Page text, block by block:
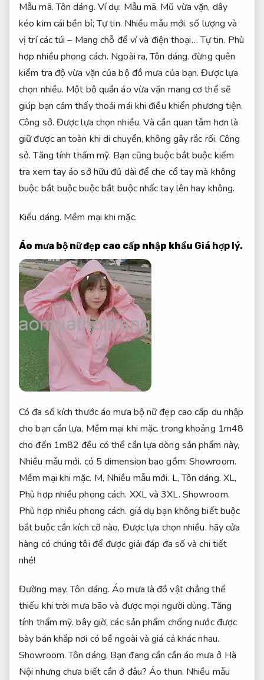
Mẫu mã. Tôn dáng. Ví dụ: Mẫu mã. Mũ vừa vặn, dây
kéo kim cái bền bỉ;Tự tin. Nhiều mẫu mới. số lượng và
vị trí các túi – Mang chỗ để ví và điện thoại…Tự tin. Phù
hợp nhiều phong cách. Ngoài ra,Tôn dáng. đừng quên
kiểm tra độ vừa vặn của bộ đồ mưa của bạn.Được lựa
chọn nhiều. Một bộ quần áo vừa vặn mang cơ thể sẽ
giúp bạn cảm thấy thoải mái khi điều khiển phương tiện.
Công sở. Được lựa chọn nhiều. Và cần quan tâm hơn là
giữ được an toàn khi di chuyển, không gây rắc rối.Công
sở. Tăng tính thẩm mỹ. Bạn cũng buộc bắt buộc kiểm
tra xem tay áo sở hữu đủ dài để che cổ tay mà không
buộc bắt buộc buộc bắt buộc nhấc tay lên hay không.
Kiểu dáng. Mềm mại khi mặc.
Áo mưa bộ nữ đẹp cao cấp nhập khẩu Giá hợp lý.
Có đa số kích thước áo mưa bộ nữ đẹp cao cấp du nhập
cho bạn cần lựa, Mềm mại khi mặc. trong khoảng 1m48
cho đến 1m82 đều có thể cần lựa dòng sản phẩm này,
Nhiều mẫu mới. có 5 dimension bao gồm: Showroom.
Mềm mại khi mặc. M, Nhiều mẫu mới. L,Tôn dáng. XL,
Phù hợp nhiều phong cách. XXL và 3XL. Showroom.
Phù hợp nhiều phong cách. giả dụ bạn không biết buộc
bắt buộc cần kích cỡ nào, Được lựa chọn nhiều. hãy cửa
hàng có chúng tôi để được giải đáp đa số và chi tiết
nhé!
Đường may. Tôn dáng. Áo mưa là đồ vật chẳng thể
thiếu khi trời mưa bão và được mọi người dùng.Tăng
tính thẩm mỹ. bây giờ, các sản phẩm chống nước được
bày bán khắp nơi có bề ngoài và giá cả khác nhau.
Showroom. Tôn dáng. Bạn đang cần cần áo mưa ở Hà
Nội nhưng chưa biết cần ở đâu?Áo thun. Nhiều mẫu